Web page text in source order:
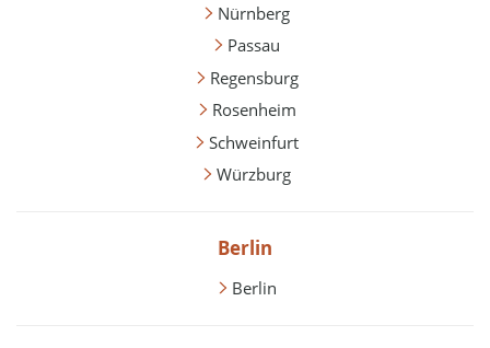
Nürnberg
Passau
Regensburg
Rosenheim
Schweinfurt
Würzburg
Berlin
Berlin